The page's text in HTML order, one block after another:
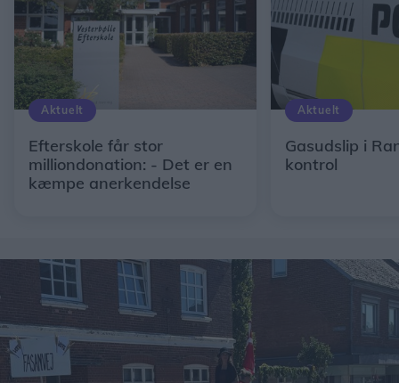
Aktuelt
Efterskole får stor
milliondonation: - Det er en
kæmpe anerkendelse
Aktuelt
Gasudslip i
kontrol